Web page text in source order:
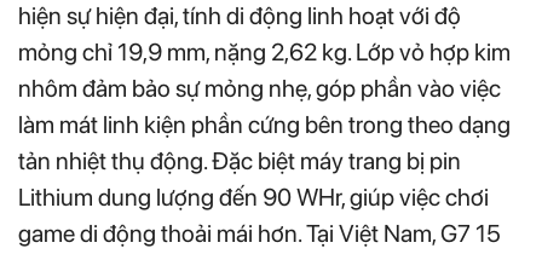
hiện sự hiện đại, tính di động linh hoạt với độ
mỏng chỉ 19,9 mm, nặng 2,62 kg. Lớp vỏ hợp kim
nhôm đảm bảo sự mỏng nhẹ, góp phần vào việc
làm mát linh kiện phần cứng bên trong theo dạng
tản nhiệt thụ động. Đặc biệt máy trang bị pin
Lithium dung lượng đến 90 WHr, giúp việc chơi
game di động thoải mái hơn. Tại Việt Nam, G7 15